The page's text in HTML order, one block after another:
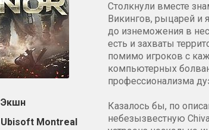
Экшн
Ubisoft Montreal
Столкнули вместе
Викингов, рыцарей и
до изнеможения в
есть и захваты
помимо игроков с
компьютерных
профессионализма
Казалось бы, по
небезызвестную